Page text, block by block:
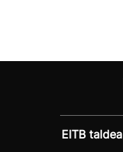
EITB taldea